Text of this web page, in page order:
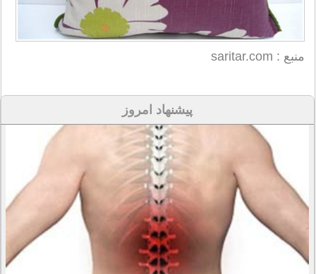
منبع : saritar.com
پیشنهاد امروز